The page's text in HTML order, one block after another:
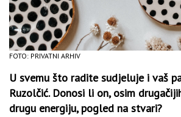
FOTO: PRIVATNI ARHIV
U svemu što radite sudjeluje i vaš
Ruzolčić. Donosi li on, osim
drugu energiju, pogled na stvari?